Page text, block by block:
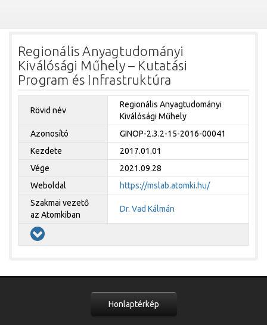
Regionális Anyagtudományi
Kiválósági Műhely – Kutatási
Program és Infrastruktúra
Rövid név
Regionális Anyagtudományi
Kiválósági Műhely
Azonosító
GINOP-2.3.2-15-2016-00041
Kezdete
2017.01.01
Vége
2021.09.28
Weboldal
https://mslab.atomki.hu/
Szakmai vezető
az Atomkiban
Dr. Vad Kálmán
Honlaptérkép